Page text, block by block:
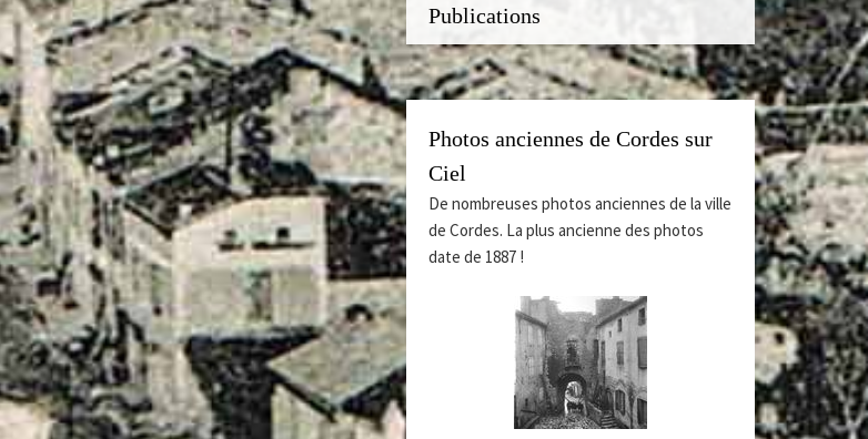
Publications
Photos anciennes de Cordes sur
Ciel
De nombreuses photos anciennes de la ville
de Cordes. La plus ancienne des photos
date de 1887 !